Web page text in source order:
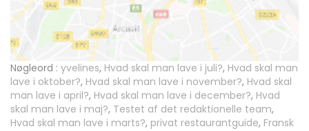
Nøgleord : yvelines, Hvad skal man lave i juli?, Hvad skal man
lave i oktober?, Hvad skal man lave i november?, Hvad skal
man lave i april?, Hvad skal man lave i december?, Hvad
skal man lave i maj?, Testet af det redaktionelle team,
Hvad skal man lave i marts?, privat restaurantguide, Fransk